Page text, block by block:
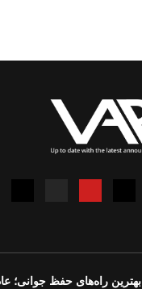
بهترین راه‌های حفظ جوانی؛